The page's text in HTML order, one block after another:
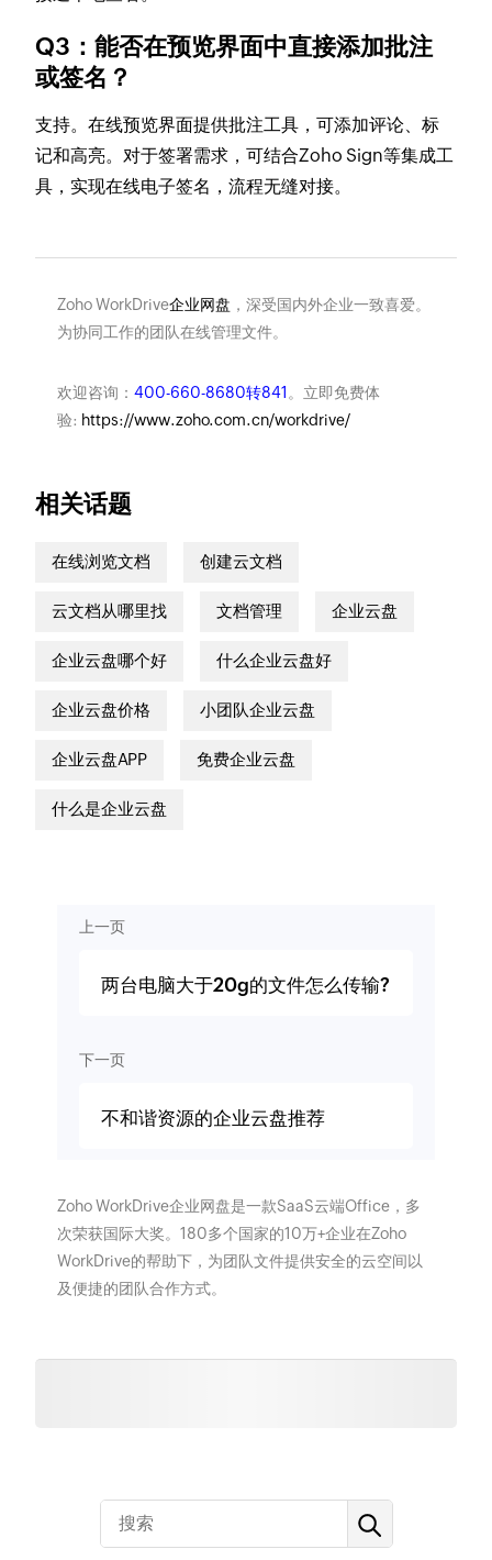
Q3：能否在预览界面中直接添加批注
或签名？
支持。在线预览界面提供批注工具，可添加评论、标
记和高亮。对于签署需求，可结合Zoho Sign等集成工
具，实现在线电子签名，流程无缝对接。
Zoho WorkDrive企业网盘 ，深受国内外企业一致喜爱。
为协同工作的团队在线管理文件。
欢迎咨询： 400-660-8680转841 。立即免费体
验: https://www.zoho.com.cn/workdrive/
相关话题
在线浏览文档 创建云文档
云文档从哪里找 文档管理 企业云盘
企业云盘哪个好 什么企业云盘好
企业云盘价格 小团队企业云盘
企业云盘APP 免费企业云盘
什么是企业云盘
上一页
两台电脑大于20g的文件怎么传输?
下一页
不和谐资源的企业云盘推荐
Zoho WorkDrive企业网盘是一款SaaS云端Office，多
次荣获国际大奖。180多个国家的10万+企业在Zoho
WorkDrive的帮助下，为团队文件提供安全的云空间以
及便捷的团队合作方式。